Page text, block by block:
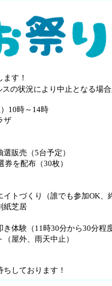
す！
の状況により中止となる場合
10時～14時
ザ
販売（5台予定）
を配布（30枚）
トづくり（誰でも参加OK、
紙芝居
き体験（11時30分から30分程度
屋外、雨天中止）
しております！